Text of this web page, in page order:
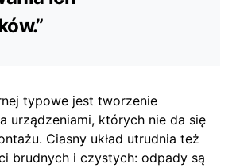
typowe jest tworzenie
urządzeniami, których nie da się
Ciasny układ utrudnia też
brudnych i czystych: odpady są